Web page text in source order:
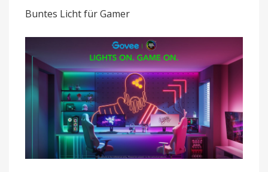
Razer
Chroma
Buntes Licht für Gamer